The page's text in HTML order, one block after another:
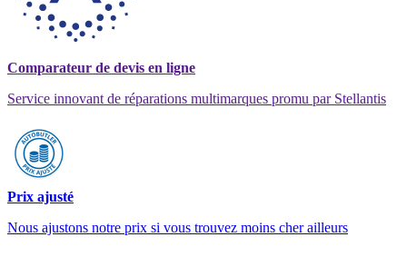
Comparateur de devis en ligne
Service innovant de réparations multimarques promu par Stellantis
Prix ajusté
Nous ajustons notre prix si vous trouvez moins cher ailleurs